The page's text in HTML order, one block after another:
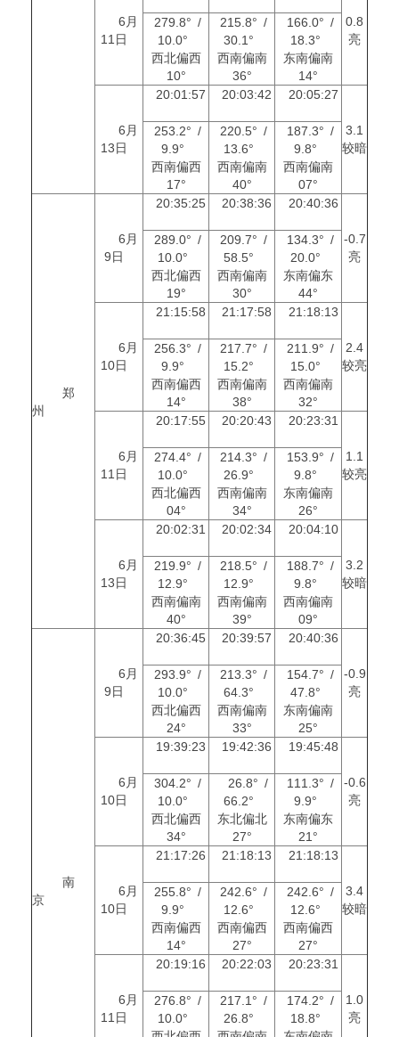
6月
11日
0.8
亮
279.8° /
10.0°
西北偏西
10°
215.8° /
30.1°
西南偏南
36°
166.0° /
18.3°
东南偏南
14°
6月
13日
20:01:57 20:03:42 20:05:27
3.1
较暗
253.2° /
9.9°
西南偏西
17°
220.5° /
13.6°
西南偏南
40°
187.3° /
9.8°
西南偏南
07°
郑
州
6月
9日
20:35:25 20:38:36 20:40:36
-0.7
亮
289.0° /
10.0°
西北偏西
19°
209.7° /
58.5°
西南偏南
30°
134.3° /
20.0°
东南偏东
44°
6月
10日
21:15:58 21:17:58 21:18:13
2.4
较亮
256.3° /
9.9°
西南偏西
14°
217.7° /
15.2°
西南偏南
38°
211.9° /
15.0°
西南偏南
32°
6月
11日
20:17:55 20:20:43 20:23:31
1.1
较亮
274.4° /
10.0°
西北偏西
04°
214.3° /
26.9°
西南偏南
34°
153.9° /
9.8°
东南偏南
26°
6月
13日
20:02:31 20:02:34 20:04:10
3.2
较暗
219.9° /
12.9°
西南偏南
40°
218.5° /
12.9°
西南偏南
39°
188.7° /
9.8°
西南偏南
09°
南
京
6月
9日
20:36:45 20:39:57 20:40:36
-0.9
亮
293.9° /
10.0°
西北偏西
24°
213.3° /
64.3°
西南偏南
33°
154.7° /
47.8°
东南偏南
25°
6月
10日
19:39:23 19:42:36 19:45:48
-0.6
亮
304.2° /
10.0°
西北偏西
34°
26.8° /
66.2°
东北偏北
27°
111.3° /
9.9°
东南偏东
21°
6月
10日
21:17:26 21:18:13 21:18:13
3.4
较暗
255.8° /
9.9°
西南偏西
14°
242.6° /
12.6°
西南偏西
27°
242.6° /
12.6°
西南偏西
27°
6月
11日
20:19:16 20:22:03 20:23:31
1.0
亮
276.8° /
10.0°
217.1° /
26.8°
174.2° /
18.8°